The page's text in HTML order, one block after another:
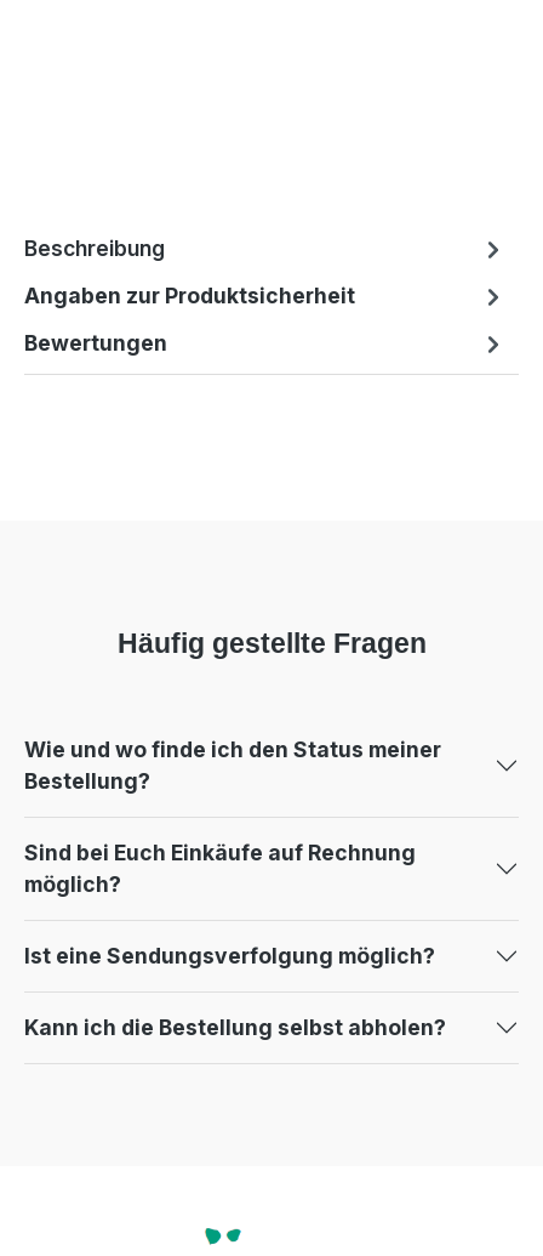
Beschreibung
Angaben zur Produktsicherheit
Bewertungen
Häufig gestellte Fragen
Wie und wo finde ich den Status meiner
Bestellung?
Sind bei Euch Einkäufe auf Rechnung
möglich?
Ist eine Sendungsverfolgung möglich?
Kann ich die Bestellung selbst abholen?